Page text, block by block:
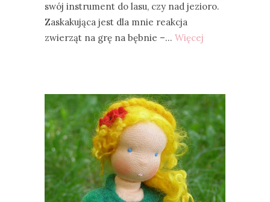
swój instrument do lasu, czy nad jezioro.
Zaskakująca jest dla mnie reakcja
zwierząt na grę na bębnie –… Więcej